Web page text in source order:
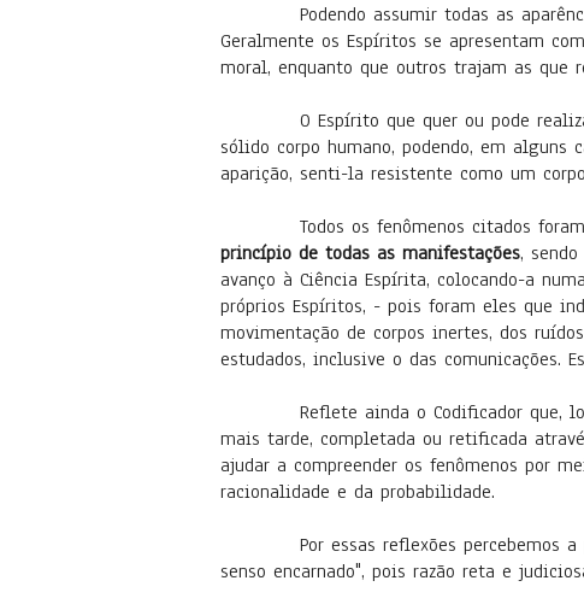
Podendo assumir todas as
Geralmente os Espíritos se apresentam
moral, enquanto que outros trajam as que
O Espírito que quer ou pode realizar
sólido corpo humano, podendo, em
aparição, senti-la resistente como um
Todos os fenômenos citados foram
princípio de todas as manifestações,
avanço à Ciência Espírita, colocando-a
próprios Espíritos, - pois foram eles que
movimentação de corpos inertes, dos
estudados, inclusive o das comunicações.
Reflete ainda o Codificador que,
mais tarde, completada ou retificada
ajudar a compreender os fenômenos por
racionalidade e da probabilidade.
Por essas reflexões percebemos a
senso encarnado", pois razão reta e